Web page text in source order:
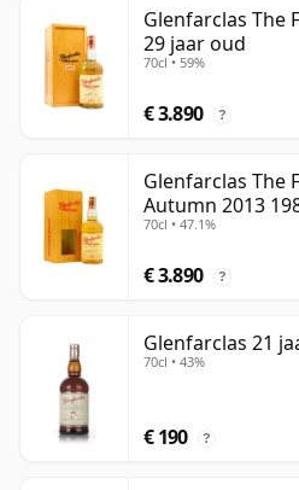
Glenfarclas The
29 jaar oud
70cl • 59%
€ 3.890 ?
Glenfarclas The
Autumn 2013
70cl • 47.1%
€ 3.890 ?
Glenfarclas 21
70cl • 43%
€ 190 ?